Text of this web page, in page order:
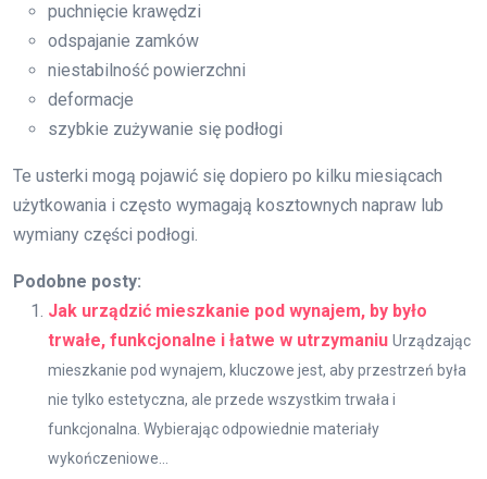
puchnięcie krawędzi
odspajanie zamków
niestabilność powierzchni
deformacje
szybkie zużywanie się podłogi
Te usterki mogą pojawić się dopiero po kilku miesiącach
użytkowania i często wymagają kosztownych napraw lub
wymiany części podłogi.
Podobne posty:
Jak urządzić mieszkanie pod wynajem, by było
trwałe, funkcjonalne i łatwe w utrzymaniu Urządzając
mieszkanie pod wynajem, kluczowe jest, aby przestrzeń była
nie tylko estetyczna, ale przede wszystkim trwała i
funkcjonalna. Wybierając odpowiednie materiały
wykończeniowe...